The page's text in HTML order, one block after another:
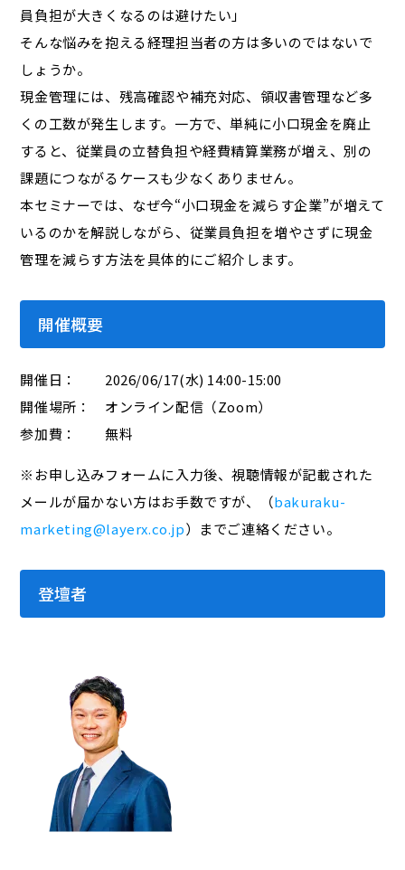
員負担が大きくなるのは避けたい」
そんな悩みを抱える経理担当者の方は多いのではないで
しょうか。
現金管理には、残高確認や補充対応、領収書管理など多
くの工数が発生します。一方で、単純に小口現金を廃止
すると、従業員の立替負担や経費精算業務が増え、別の
課題につながるケースも少なくありません。
本セミナーでは、なぜ今“小口現金を減らす企業”が増えて
いるのかを解説しながら、従業員負担を増やさずに現金
管理を減らす方法を具体的にご紹介します。
開催概要
開催日： 2026/06/17(水) 14:00-15:00
開催場所： オンライン配信（Zoom）
参加費： 無料
※お申し込みフォームに入力後、視聴情報が記載された
メールが届かない方はお手数ですが、（bakuraku-
marketing@layerx.co.jp）までご連絡ください。
登壇者